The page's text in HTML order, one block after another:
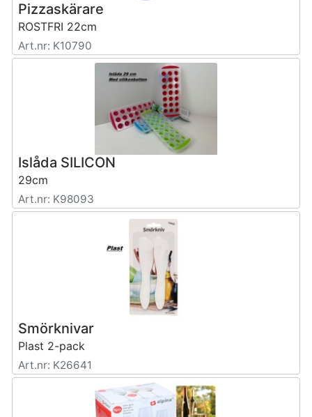
Pizzaskärare
ROSTFRI 22cm
Art.nr: K10790
Islåda SILICON
29cm
Art.nr: K98093
Smörknivar
Plast 2-pack
Art.nr: K26641